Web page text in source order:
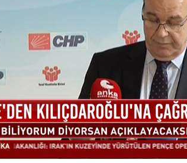
Yüklendi:
100.00%